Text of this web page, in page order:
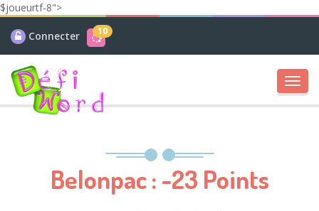
$joueurtf-8">
Connecter 10
Belonpac : -23 Points